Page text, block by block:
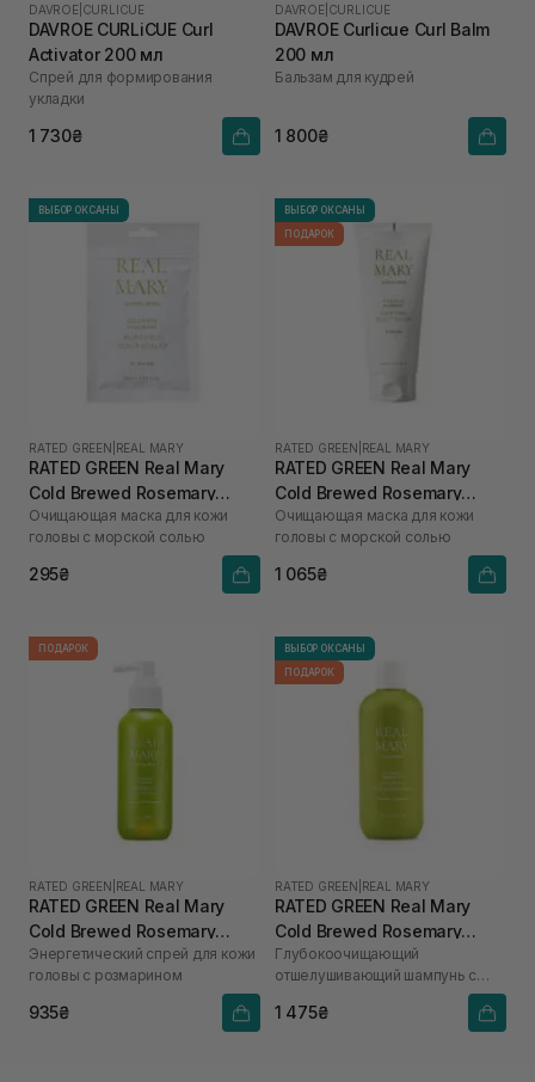
DAVROE CURLICUE
DAVROE CURLiCUE Curl
Activator 200 мл
Спрей для формирования
укладки
1 730₴
DAVROE CURLICUE
DAVROE Curlicue Curl Balm
200 мл
Бальзам для кудрей
1 800₴
ВЫБОР ОКСАНЫ
RATED GREEN REAL MARY
RATED GREEN Real Mary
Cold Brewed Rosemary
Purifyng Scalp Scaler 50 мл
Очищающая маска для кожи
головы с морской солью
295₴
ВЫБОР ОКСАНЫ
ПОДАРОК
RATED GREEN REAL MARY
RATED GREEN Real Mary
Cold Brewed Rosemary
Purifyng Scalp Scaler 200
мл
Очищающая маска для кожи
головы с морской солью
1 065₴
ПОДАРОК
RATED GREEN REAL MARY
RATED GREEN Real Mary
Cold Brewed Rosemary
Energizing Scalp Spray 120
мл
Энергетический спрей для кожи
головы с розмарином
935₴
ВЫБОР ОКСАНЫ
ПОДАРОК
RATED GREEN REAL MARY
RATED GREEN Real Mary
Cold Brewed Rosemary
Exfoliating Scalp Shampoo
400 ml
Глубокоочищающий
отшелушивающий шампунь с
1 475₴